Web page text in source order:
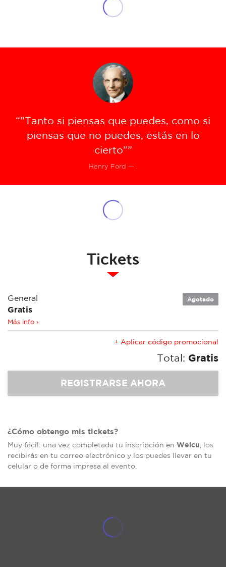
“"Tanto si piensas que puedes, como si
piensas que no puedes, estás en lo
cierto"”
Henry Ford — .
Tickets
General
Gratis
Más info ›
Agotado
+ Aplicar código promocional
Total: Gratis
¿Cómo obtengo mis tickets?
Muy fácil: una vez completada tu inscripción en Welcu , los
recibirás en tu correo electrónico y los puedes llevar en tu
celular o de forma impresa al evento.